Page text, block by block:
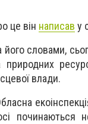
це він написав у
його словами,
природних
влади.
починаються